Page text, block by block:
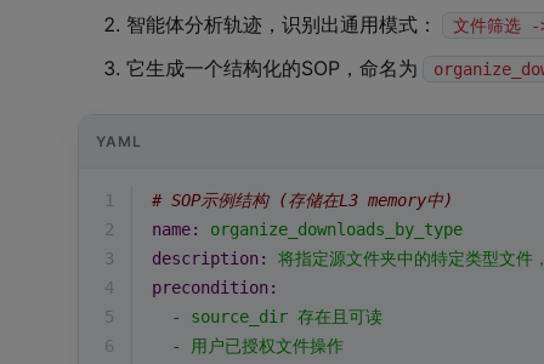
智能体分析轨迹，识别出通用模式： 文件筛选 -
它生成一个结构化的SOP，命名为
YAML
1
# SOP示例结构 (存储在L3 memory中)
2
name:
organize_downloads_by_type
3
description:
将指定源文件夹中的特定类型文件
4
precondition:
5
- source_dir 存在且可读
6
-
用户已授权文件操作